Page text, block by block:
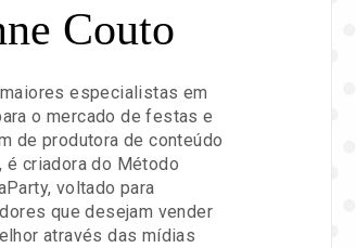
Couto
maiores especialistas em
o mercado de festas e
de produtora de conteúdo
é criadora do Método
voltado para
que desejam vender
através das mídias